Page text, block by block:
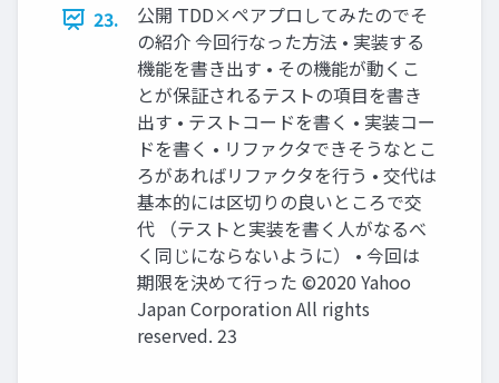
23.
公開 TDD×ペアプロしてみたのでそ
の紹介 今回⾏なった⽅法 • 実装する
機能を書き出す • その機能が動くこ
とが保証されるテストの項⽬を書き
出す • テストコードを書く • 実装コー
ドを書く • リファクタできそうなとこ
ろがあればリファクタを⾏う • 交代は
基本的には区切りの良いところで交
代 （テストと実装を書く⼈がなるべ
く同じにならないように） • 今回は
期限を決めて⾏った ©2020 Yahoo
Japan Corporation All rights
reserved. 23